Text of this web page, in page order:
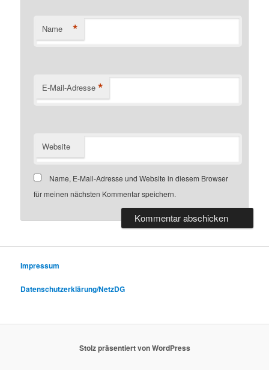
Name *
E-Mail-Adresse *
Website
Name, E-Mail-Adresse und Website in diesem Browser
für meinen nächsten Kommentar speichern.
Impressum
Datenschutzerklärung/NetzDG
Stolz präsentiert von WordPress